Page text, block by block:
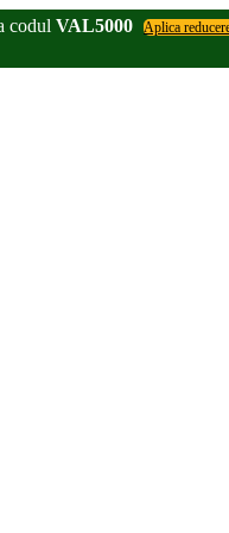
codul VAL5000 Aplica